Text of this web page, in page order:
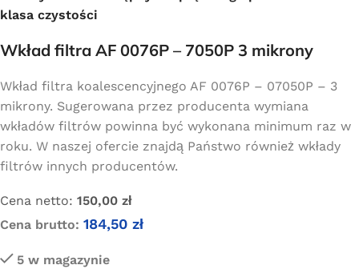
klasa czystości
Wkład filtra AF 0076P – 7050P 3 mikrony
Wkład filtra koalescencyjnego AF 0076P – 07050P – 3
mikrony. Sugerowana przez producenta wymiana
wkładów filtrów powinna być wykonana minimum raz w
roku. W naszej ofercie znajdą Państwo również wkłady
filtrów innych producentów.
Cena netto: 150,00 zł
Cena brutto: 184,50 zł
5 w magazynie